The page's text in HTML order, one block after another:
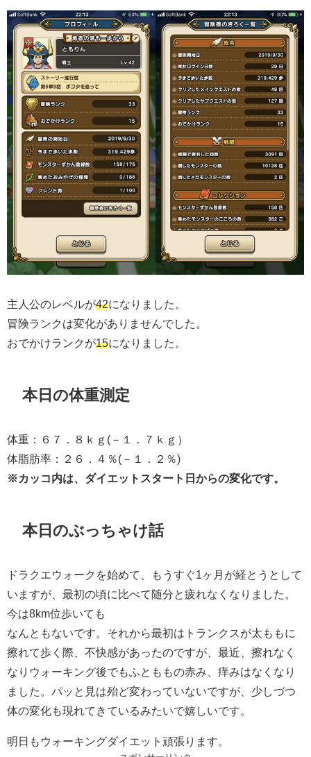
主人公のレベルが42になりました。
冒険ランクは変化がありませんでした。
おでかけランクが15になりました。
本日の体重測定
体重：６７．８ｋｇ(－１．７ｋｇ）
体脂肪率：２６．４％(－１．２％)
※カッコ内は、ダイエットスタート日からの変化です。
本日のぶっちゃけ話
ドラクエウォークを始めて、もうすぐ1ヶ月が経とうとして
いますが、最初の頃に比べて随分と疲れなくなりました。
今は8km位歩いても
なんともないです。それから最初はトランクスが太ももに
擦れて歩く際、不快感があったのですが、最近、擦れなく
なりウォーキング後でもふとももの赤み、痒みはなくなり
ました。パッと見は殆ど変わっていないですが、少しづつ
体の変化も現れてきているみたいで嬉しいです。
明日もウォーキングダイエット頑張ります。